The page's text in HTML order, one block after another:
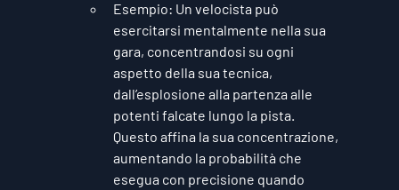
Esempio: Un velocista può
esercitarsi mentalmente nella sua
gara, concentrandosi su ogni
aspetto della sua tecnica,
dall’esplosione alla partenza alle
potenti falcate lungo la pista.
Questo affina la sua concentrazione,
aumentando la probabilità che
esegua con precisione quando